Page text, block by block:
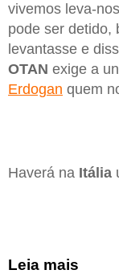
vivemos leva-
pode ser detido,
levantasse e
OTAN exige a
Erdogan quem
Haverá na Itália
Leia mais